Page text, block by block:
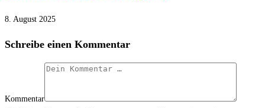
8. August 2025
Schreibe einen Kommentar
Kommentar